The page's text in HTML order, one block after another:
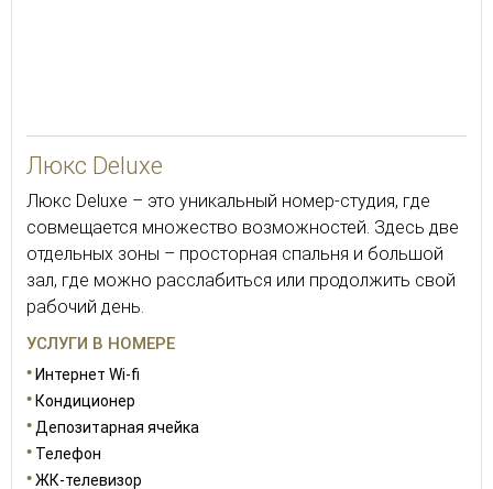
Люкс Deluxe
Люкс Deluxe – это уникальный номер-студия, где
совмещается множество возможностей. Здесь две
отдельных зоны – просторная спальня и большой
зал, где можно расслабиться или продолжить свой
рабочий день.
УСЛУГИ В НОМЕРЕ
Интернет Wi-fi
Кондиционер
Депозитарная ячейка
Телефон
ЖК-телевизор